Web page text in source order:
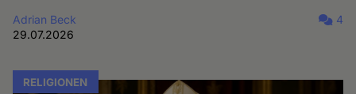
Adrian Beck
29.07.2026
4
RELIGIONEN